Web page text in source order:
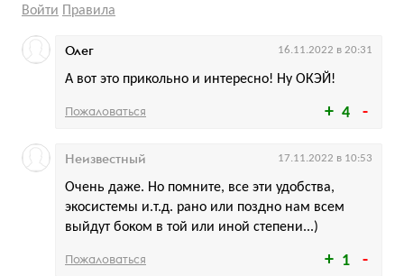
Войти Правила
4
А вот это прикольно и интересно! Ну ОКЭЙ!
Олег 16.11.2022 в 20:31
Пожаловаться
1
Очень даже. Но помните, все эти удобства,
экосистемы и.т.д. рано или поздно нам всем
выйдут боком в той или иной степени...)
Неизвестный 17.11.2022 в 10:53
Пожаловаться